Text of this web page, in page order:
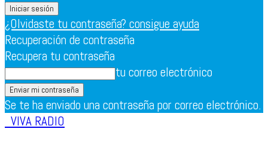
¿Olvidaste tu contraseña? consigue ayuda
Recuperación de contraseña
Recupera tu contraseña
tu correo electrónico
Se te ha enviado una contraseña por correo electrónico.
VIVA RADIO